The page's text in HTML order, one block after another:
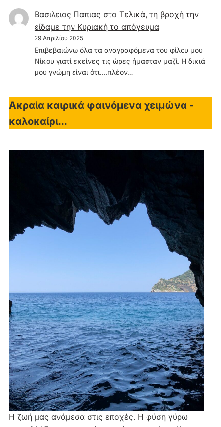
Βασιλειος Παπιας στο Τελικά, τη βροχή την
είδαμε την Κυριακή το απόγευμα
29 Απριλίου 2025
Επιβεβαιώνω όλα τα αναγραφόμενα του φίλου μου
Νίκου γιατί εκείνες τις ώρες ήμασταν μαζί. Η δικιά
μου γνώμη είναι ότι....πλέον…
Ακραία καιρικά φαινόμενα χειμώνα -
καλοκαίρι...
Η ζωή μας ανάμεσα στις εποχές. Η φύση γύρω